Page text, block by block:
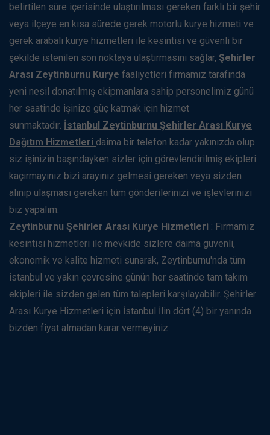
belirtilen süre içerisinde ulaştırılması gereken farklı bir şehir
veya ilçeye en kısa sürede gerek motorlu kurye hizmeti ve
gerek arabalı kurye hizmetleri ile kesintisi ve güvenli bir
şekilde istenilen son noktaya ulaştırmasını sağlar, Şehirler
Arası Zeytinburnu Kurye faaliyetleri firmamız tarafında
yeni nesil donatılmış ekipmanlara sahip personelimiz günü
her saatinde işinize güç katmak için hizmet
sunmaktadır. İstanbul Zeytinburnu Şehirler Arası Kurye
Dağıtım Hizmetleri daima bir telefon kadar yakınızda olup
siz işinizin başındayken sizler için görevlendirilmiş ekipleri
kaçırmayınız bizi arayınız gelmesi gereken veya sizden
alınıp ulaşması gereken tüm gönderilerinizi ve işlevlerinizi
biz yapalım.
Zeytinburnu Şehirler Arası Kurye Hizmetleri : Firmamız
kesintisi hizmetleri ile mevkide sizlere daima güvenli,
ekonomik ve kalite hizmeti sunarak, Zeytinburnu'nda tüm
istanbul ve yakın çevresine günün her saatinde tam takım
ekipleri ile sizden gelen tüm talepleri karşılayabilir. Şehirler
Arası Kurye Hizmetleri için İstanbul İlin dört (4) bir yanında
bizden fiyat almadan karar vermeyiniz.